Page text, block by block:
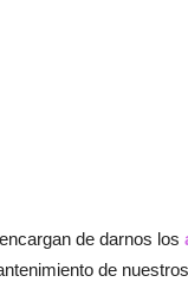
de darnos los
de